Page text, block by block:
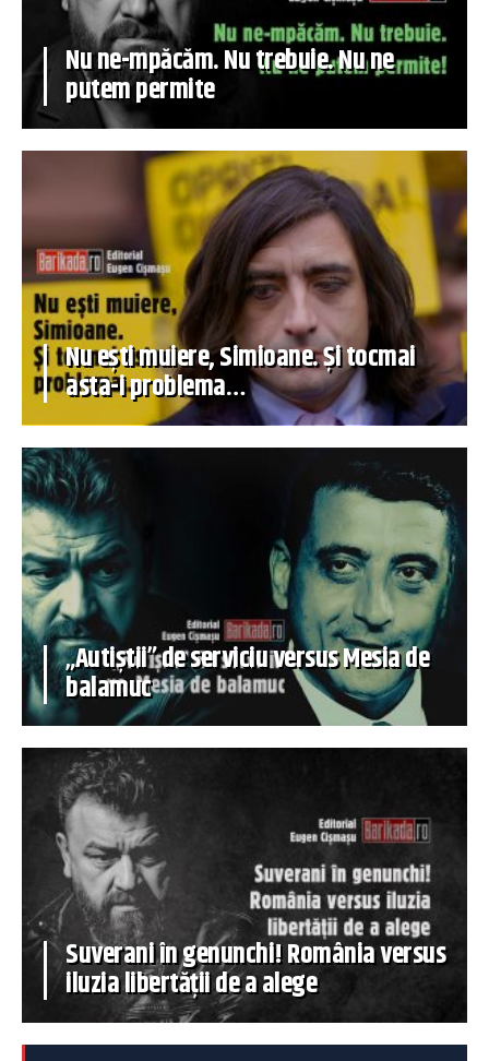
Nu ne-mpăcăm. Nu trebuie. Nu ne
putem permite
Nu ești muiere, Simioane. Și tocmai
asta-i problema…
„Autiștii” de serviciu versus Mesia de
balamuc
Suverani în genunchi! România versus
iluzia libertății de a alege